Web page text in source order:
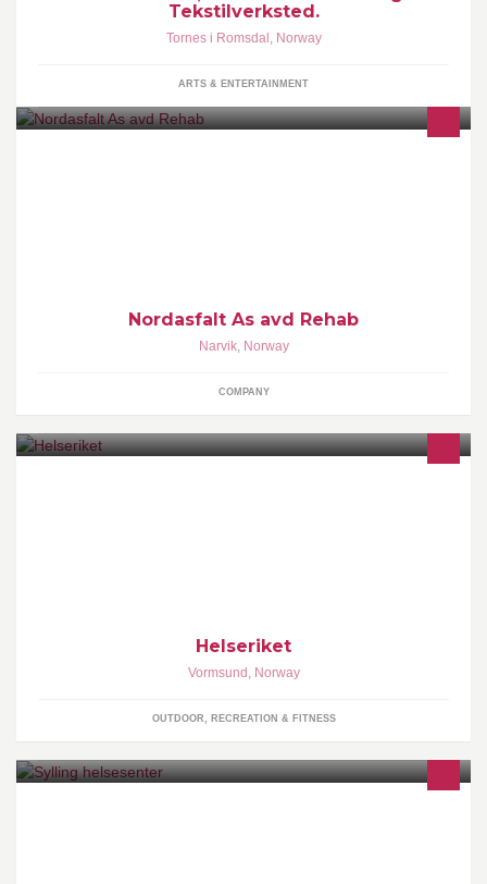
Tekstilverksted.
Tornes i Romsdal , Norway
ARTS & ENTERTAINMENT
Nordasfalt As avd Rehab
Narvik, Norway
COMPANY
Helseriket
Vormsund , Norway
OUTDOOR, RECREATION & FITNESS